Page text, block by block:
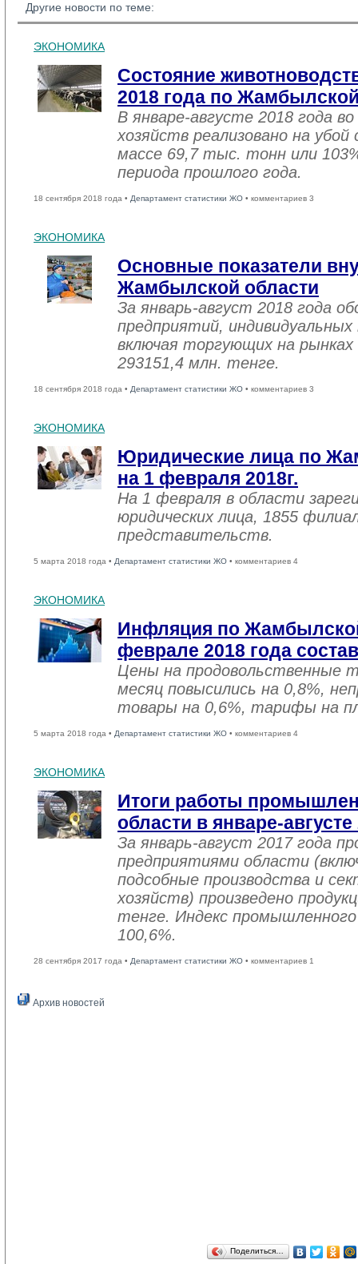
Другие новости по теме:
ЭКОНОМИКА
Состояние
2018 года по
В январе-августе 2018 года
хозяйств реализовано на
массе 69,7 тыс. тонн или
периода прошлого года.
18 сентября 2018 года • Департамент статистики ЖО • комментариев 3
ЭКОНОМИКА
Основные показатели
Жамбылской области
За январь-август 2018 года
предприятий,
включая торгующих на рынках
293151,4 млн. тенге.
18 сентября 2018 года • Департамент статистики ЖО • комментариев 3
ЭКОНОМИКА
Юридические лица по
на 1 февраля 2018г.
На 1 февраля в области
юридических лица, 1855
представительств.
5 марта 2018 года • Департамент статистики ЖО • комментариев 4
ЭКОНОМИКА
Инфляция по
феврале 2018 года
Цены на продовольственные
месяц повысились на 0,8%,
товары на 0,6%, тарифы на
5 марта 2018 года • Департамент статистики ЖО • комментариев 4
ЭКОНОМИКА
Итоги работы
области в январе-августе
За январь-август 2017 года
предприятиями области
подсобные производства и
хозяйств) произведено
тенге. Индекс
100,6%.
28 сентября 2017 года • Департамент статистики ЖО • комментариев 1
Архив новостей
Поделиться…